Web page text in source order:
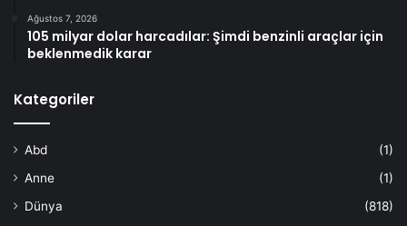
Ağustos 7, 2026
105 milyar dolar harcadılar: Şimdi benzinli araçlar için
beklenmedik karar
Kategoriler
Abd
(1)
Anne
(1)
Dünya
(818)